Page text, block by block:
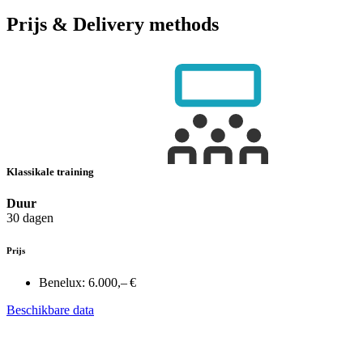
Prijs & Delivery methods
Klassikale training
Duur
30 dagen
Prijs
Benelux: 6.000,– €
Beschikbare data